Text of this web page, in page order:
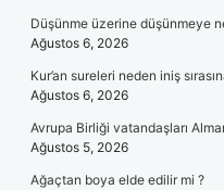
Düşünme üzerine düşünmeye
Ağustos 6, 2026
Kur’an sureleri neden iniş
Ağustos 6, 2026
Avrupa Birliği vatandaşları
Ağustos 5, 2026
Ağaçtan boya elde edilir mi ?